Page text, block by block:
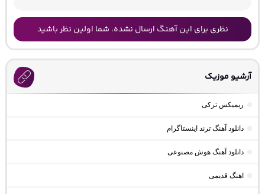
نظری برای این آهنگ ارسال نشده، شما اولین نظر باشید
آرشیو موزیک
ریمیکس ترکی
دانلود آهنگ ترند اینستاگرام
دانلود آهنگ هوش مصنوعی
اهنگ قدیمی